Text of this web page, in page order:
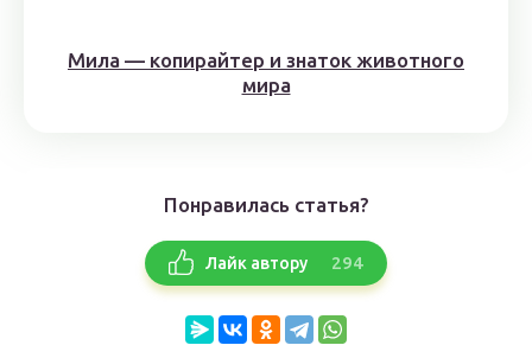
Мила — копирайтер и знаток животного
мира
Понравилась статья?
Лайк автору 294